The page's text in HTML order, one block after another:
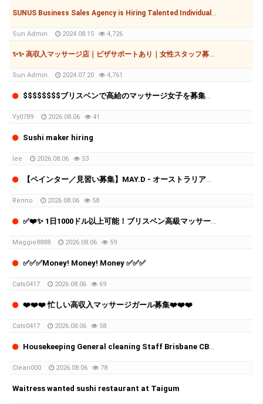
SUNUS Business Sales Agency is Hiring Talented Individuals to Grow Together!
Sun Admin 2024.08.15 4,726
✨✨ 高収入マッサージ店｜ビザサポートあり｜女性スタッフ募集✨✨
Sun Admin 2024.07.20 4,761
$$$$$$$$ブリスベンで高給のマッサージ女子を募集しています！ $$$$$$$$
Yy0789 2026.08.06 41
Sushi maker hiring
lee 2026.08.06 53
【ペインター／見習い募集】MAY.D - オーストラリア・韓国ペインティング会社
Renno 2026.08.06 58
✅❤️✨ 1日1000ドル以上可能！ブリスベン高級マッサージチェーン スタッフ募集中 ✨✅❤️
Maggie8888 2026.08.06 59
✅✅✅Money! Money! Money ✅✅✅
Cats0417 2026.08.06 69
❤️❤️❤️ 忙しい高収入マッサージガール募集❤️❤️❤️
Cats0417 2026.08.06 58
Housekeeping General cleaning Staff Brisbane CBD Private Club Hotel
Clean000 2026.08.06 78
Waitress wanted sushi restaurant at Taigum